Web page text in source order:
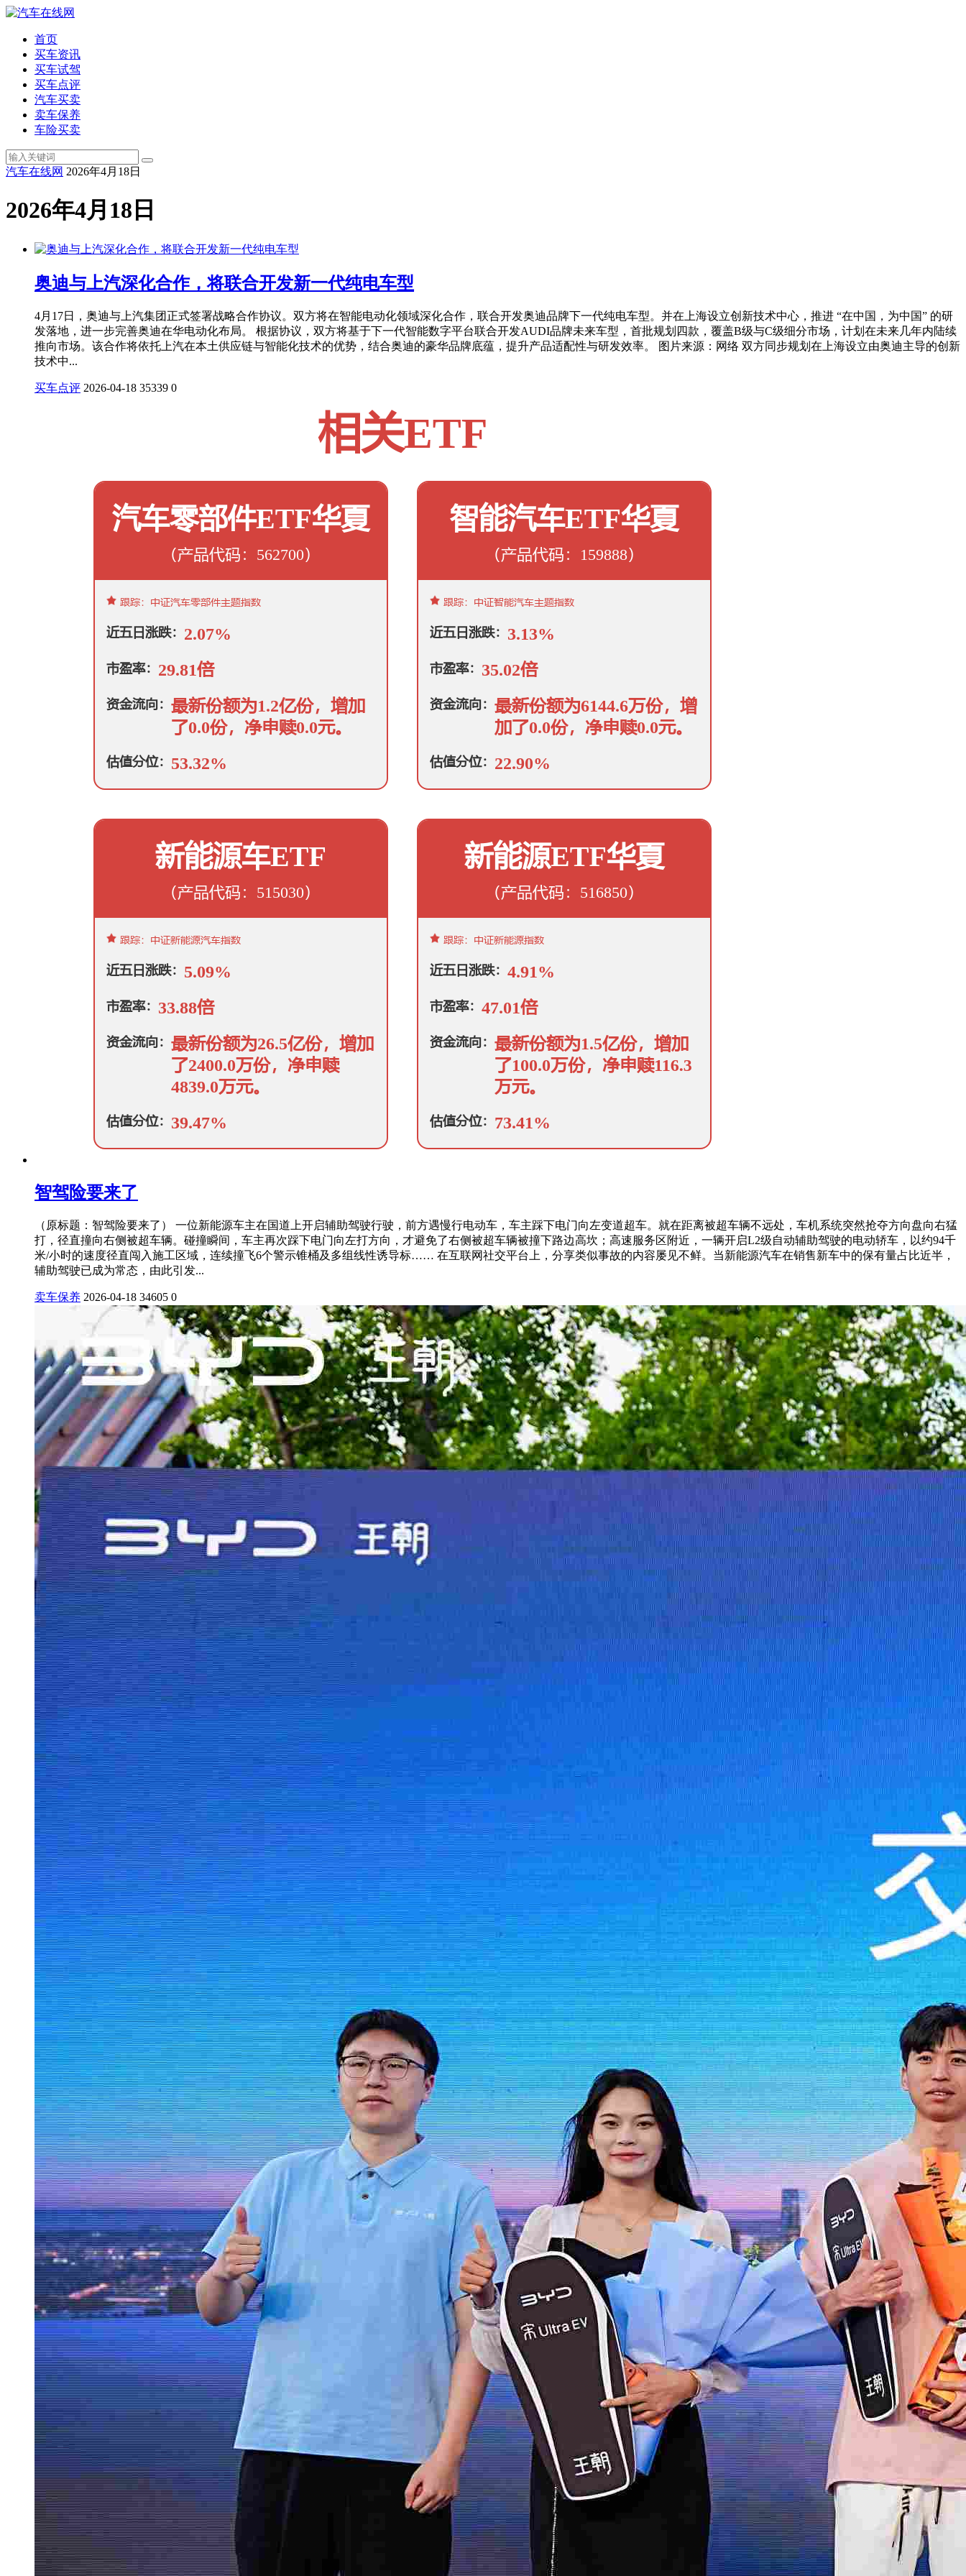
首页
买车资讯
买车试驾
买车点评
汽车买卖
卖车保养
车险买卖
汽车在线网 2026年4月18日
2026年4月18日
奥迪与上汽深化合作，将联合开发新一代纯电车型
4月17日，奥迪与上汽集团正式签署战略合作协议。双方将在智能电动化领域深化合作，联合开发奥迪品牌下一代纯电车型。并在上海设立创新技术中心，推进 “在中国，为中国” 的研
发落地，进一步完善奥迪在华电动化布局。 根据协议，双方将基于下一代智能数字平台联合开发AUDI品牌未来车型，首批规划四款，覆盖B级与C级细分市场，计划在未来几年内陆续
推向市场。该合作将依托上汽在本土供应链与智能化技术的优势，结合奥迪的豪华品牌底蕴，提升产品适配性与研发效率。 图片来源：网络 双方同步规划在上海设立由奥迪主导的创新
技术中...
买车点评 2026-04-18 35339 0
智驾险要来了
（原标题：智驾险要来了） 一位新能源车主在国道上开启辅助驾驶行驶，前方遇慢行电动车，车主踩下电门向左变道超车。就在距离被超车辆不远处，车机系统突然抢夺方向盘向右猛
打，径直撞向右侧被超车辆。碰撞瞬间，车主再次踩下电门向左打方向，才避免了右侧被超车辆被撞下路边高坎；高速服务区附近，一辆开启L2级自动辅助驾驶的电动轿车，以约94千
米/小时的速度径直闯入施工区域，连续撞飞6个警示锥桶及多组线性诱导标…… 在互联网社交平台上，分享类似事故的内容屡见不鲜。当新能源汽车在销售新车中的保有量占比近半，
辅助驾驶已成为常态，由此引发...
卖车保养 2026-04-18 34605 0